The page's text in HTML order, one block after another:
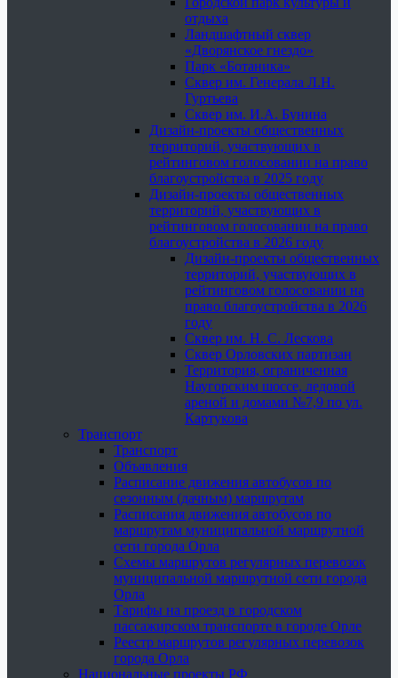
отдыха
Ландшафтный сквер
«Дворянское гнездо»
Парк «Ботаника»
Сквер им. Генерала Л.Н.
Гуртьева
Сквер им. И.А. Бунина
Дизайн-проекты общественных
территорий, участвующих в
рейтинговом голосовании на право
благоустройства в 2025 году
Дизайн-проекты общественных
территорий, участвующих в
рейтинговом голосовании на право
благоустройства в 2026 году
Дизайн-проекты общественных
территорий, участвующих в
рейтинговом голосовании на
право благоустройства в 2026
году
Сквер им. Н. С. Лескова
Сквер Орловских партизан
Территория, ограниченная
Наугорским шоссе, ледовой
ареной и домами №7,9 по ул.
Картукова
Транспорт
Транспорт
Объявления
Расписание движения автобусов по
сезонным (дачным) маршрутам
Расписания движения автобусов по
маршрутам муниципальной маршрутной
сети города Орла
Схемы маршрутов регулярных перевозок
муниципальной маршрутной сети города
Орла
Тарифы на проезд в городском
пассажирском транспорте в городе Орле
Реестр маршрутов регулярных перевозок
города Орла
Национальные проекты РФ